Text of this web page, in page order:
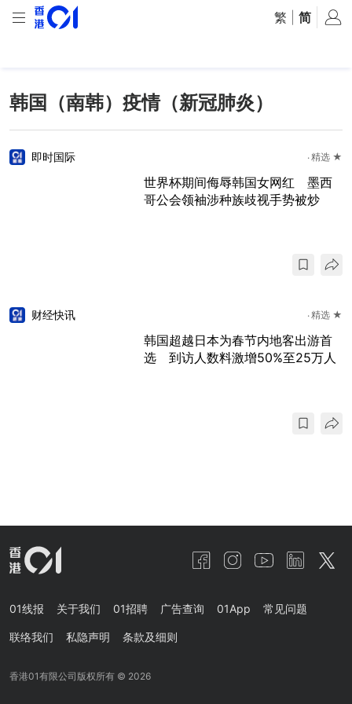
繁 简
韩国（南韩）疫情（新冠肺炎）
即时国际 精选 ★
世界杯期间侮辱韩国女网红 墨西
哥公会领袖涉种族歧视手势被炒
财经快讯 精选 ★
韩国超越日本为春节内地客出游首
选 到访人数料激增50%至25万人
01线报 关于我们 01招聘 广告查询 01App 常见问题
联络我们 私隐声明 条款及细则
香港01有限公司版权所有 © 2026